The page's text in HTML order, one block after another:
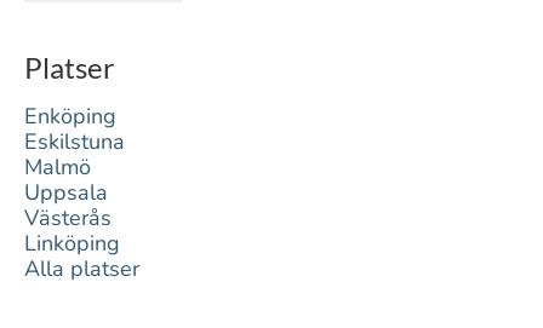
Platser
Enköping
Eskilstuna
Malmö
Uppsala
Västerås
Linköping
Alla platser